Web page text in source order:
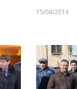
15/04/2014